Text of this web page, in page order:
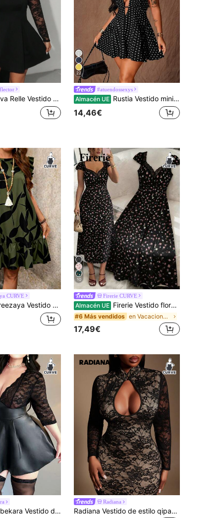
y lindo con encaje, lazo delantero, manga larga, corte evasé y volante en el bajo para mujer de talla grande. Vestido de fiesta, vestido de cumpleaños, vestido de noche elegante, vestido de graduación, vestido de fiesta de San Valentín.
22
#atuendossexys
Almacén UE Rustia Vestido mini sexy de línea A con escote halter y lunares para mujer de talla grande
14,46€
CURVE
de verano casual y holgado con estampado floral y mangas con volantes para mujer de talla grande
10
Firerie CURVE
Almacén UE Firerie Vestido floral elegante de talla grande, verano
#6 Más vendidos en Vacaciones Vestidos De Talla Grande
17,49€
de talla grande sexy de piel sintética (PU) con corte evasé y parches de encaje
Radiana
Radiana Vestido de estilo qipao de manga larga, elegante y sexy, de encaje negro, para mujer de talla grande, para otoño/invierno